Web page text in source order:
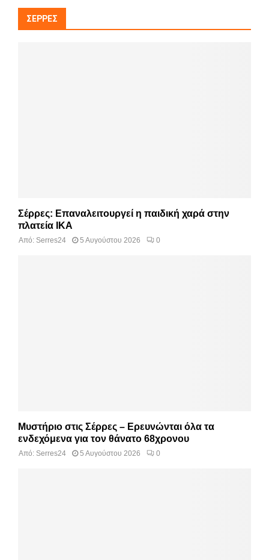
ΣΈΡΡΕΣ
Σέρρες: Επαναλειτουργεί η παιδική χαρά στην
πλατεία ΙΚΑ
Από: Serres24 5 Αυγούστου 2026 0
Μυστήριο στις Σέρρες – Ερευνώνται όλα τα
ενδεχόμενα για τον θάνατο 68χρονου
Από: Serres24 5 Αυγούστου 2026 0